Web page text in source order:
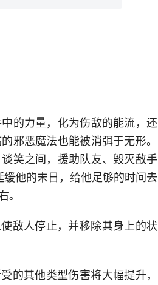
的力量，化为伤敌的能流，还
邪恶魔法也能被消弭于无形。
笑之间，援助队友、毁灭敌手
他的末日，给他足够的时间去
敌人停止，并移除其身上的状
的其他类型伤害将大幅提升，